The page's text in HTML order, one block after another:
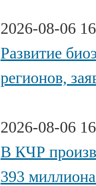
2026-08-06
Развитие
регионов,
2026-08-06
В КЧР
393